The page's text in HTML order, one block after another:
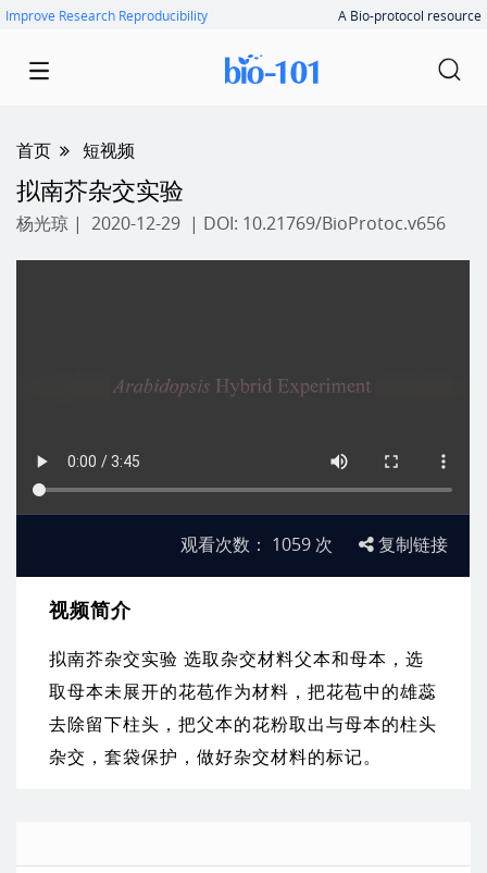
Improve Research Reproducibility A Bio-protocol resource
首页 短视频
拟南芥杂交实验
杨光琼 | 2020-12-29 | DOI: 10.21769/BioProtoc.v656
观看次数： 1059 次 复制链接
视频简介
拟南芥杂交实验 选取杂交材料父本和母本，选
取母本未展开的花苞作为材料，把花苞中的雄蕊
去除留下柱头，把父本的花粉取出与母本的柱头
杂交，套袋保护，做好杂交材料的标记。